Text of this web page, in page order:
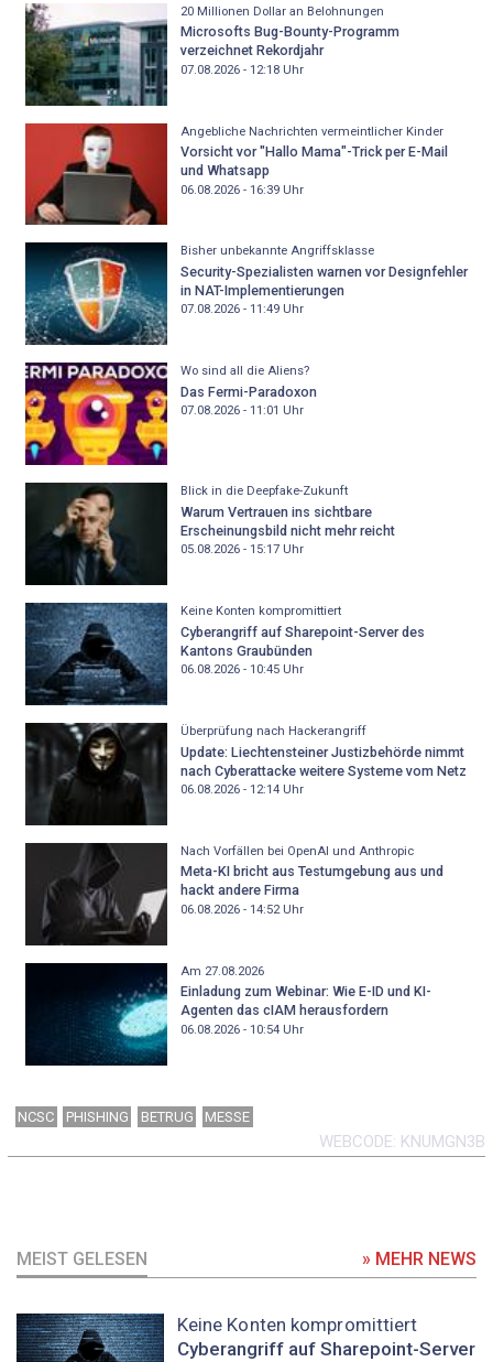
20 Millionen Dollar an Belohnungen
Microsofts Bug-Bounty-Programm
verzeichnet Rekordjahr
07.08.2026 - 12:18Uhr
Angebliche Nachrichten vermeintlicher Kinder
Vorsicht vor "Hallo Mama"-Trick per E-Mail
und Whatsapp
06.08.2026 - 16:39Uhr
Bisher unbekannte Angriffsklasse
Security-Spezialisten warnen vor Designfehler
in NAT-Implementierungen
07.08.2026 - 11:49Uhr
Wo sind all die Aliens?
Das Fermi-Paradoxon
07.08.2026 - 11:01 Uhr
Blick in die Deepfake-Zukunft
Warum Vertrauen ins sichtbare
Erscheinungsbild nicht mehr reicht
05.08.2026 - 15:17Uhr
Keine Konten kompromittiert
Cyberangriff auf Sharepoint-Server des
Kantons Graubünden
06.08.2026 - 10:45Uhr
Überprüfung nach Hackerangriff
Update: Liechtensteiner Justizbehörde nimmt
nach Cyberattacke weitere Systeme vom Netz
06.08.2026 - 12:14Uhr
Nach Vorfällen bei OpenAI und Anthropic
Meta-KI bricht aus Testumgebung aus und
hackt andere Firma
06.08.2026 - 14:52Uhr
Am 27.08.2026
Einladung zum Webinar: Wie E-ID und KI-
Agenten das cIAM herausfordern
06.08.2026 - 10:54Uhr
NCSC PHISHING BETRUG MESSE
WEBCODE KNUMGN3B
MEIST GELESEN » MEHR NEWS
Keine Konten kompromittiert
Cyberangriff auf Sharepoint-Server